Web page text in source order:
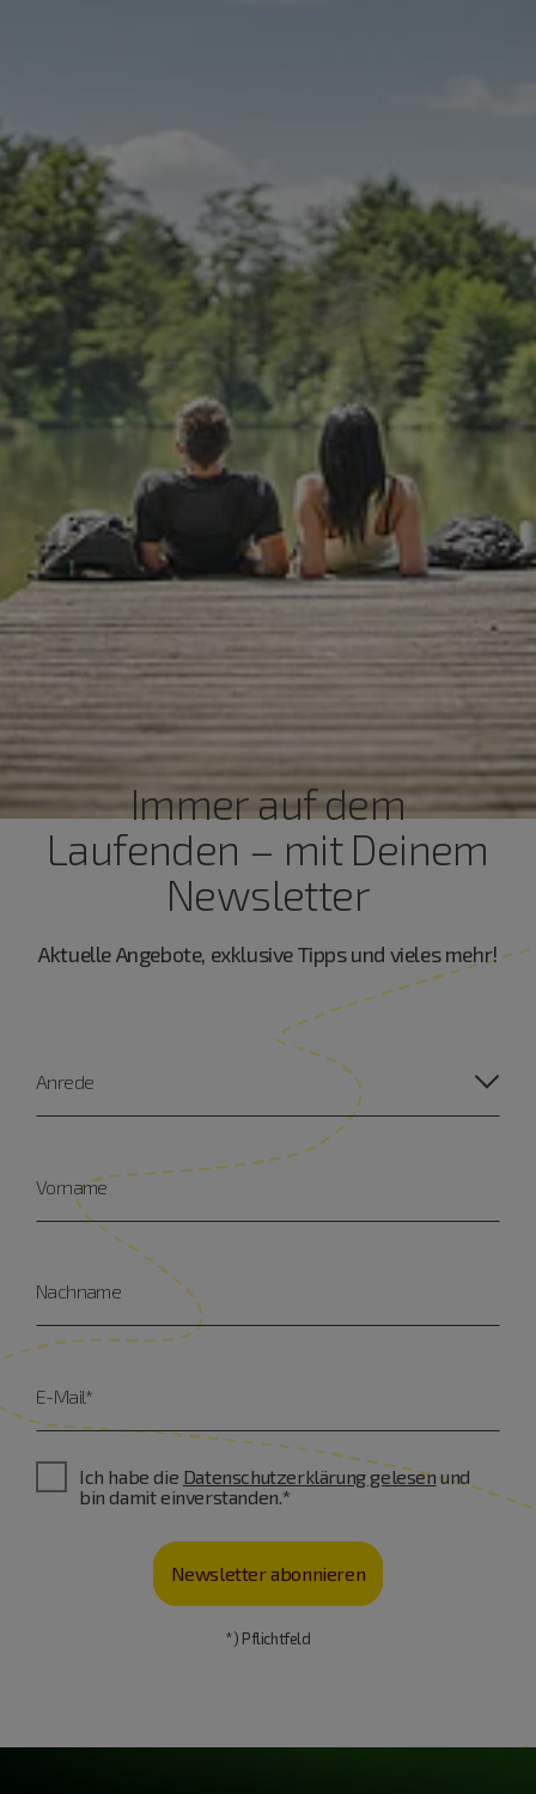
Immer auf dem
Laufenden – mit Deinem
Newsletter
Aktuelle Angebote, exklusive Tipps und vieles mehr!
Anrede
Vorname
Nachname
E-Mail*
Ich habe die Datenschutzerklärung gelesenund
bin damit einverstanden.*
Newsletter abonnieren
*) Pflichtfeld